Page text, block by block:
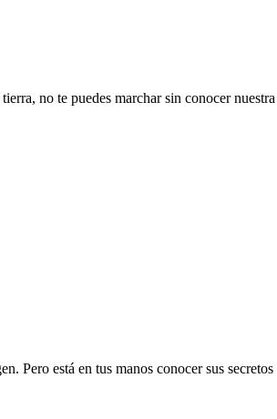
no te puedes marchar sin conocer
Pero está en tus manos conocer sus